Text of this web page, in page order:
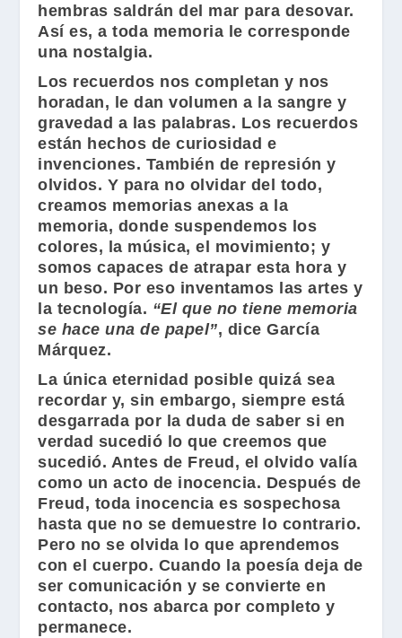
hembras saldrán del mar para desovar.
Así es, a toda memoria le corresponde
una nostalgia.
Los recuerdos nos completan y nos
horadan, le dan volumen a la sangre y
gravedad a las palabras. Los recuerdos
están hechos de curiosidad e
invenciones. También de represión y
olvidos. Y para no olvidar del todo,
creamos memorias anexas a la
memoria, donde suspendemos los
colores, la música, el movimiento; y
somos capaces de atrapar esta hora y
un beso. Por eso inventamos las artes y
la tecnología. “El que no tiene memoria
se hace una de papel”, diceGarcía
Márquez.
La única eternidad posible quizá sea
recordar y, sin embargo, siempre está
desgarrada por la duda de saber si en
verdad sucedió lo que creemos que
sucedió. Antes de Freud , el olvido valía
como un acto de inocencia. Después de
Freud , toda inocencia es sospechosa
hasta que no se demuestre lo contrario.
Pero no se olvida lo que aprendemos
con el cuerpo. Cuando la poesía deja de
ser comunicación y se convierte en
contacto, nos abarca por completo y
permanece.